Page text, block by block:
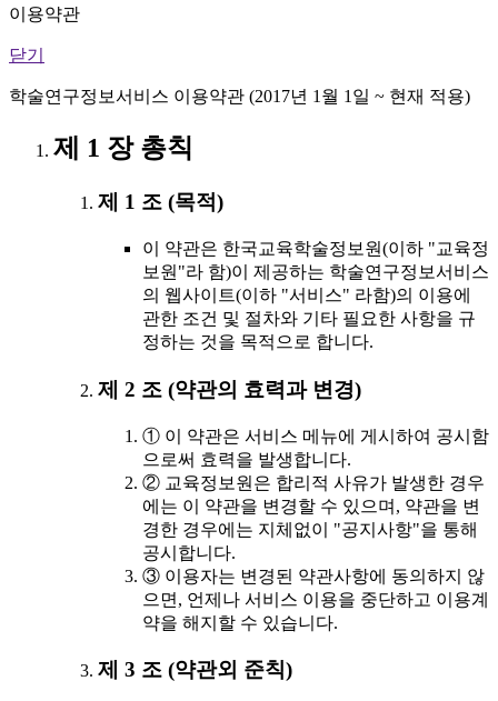
이용약관
닫기
학술연구정보서비스 이용약관 (2017년 1월 1일 ~ 현재 적용)
제 1 장 총칙
제 1 조 (목적)
이 약관은 한국교육학술정보원(이하 "교육정
보원"라 함)이 제공하는 학술연구정보서비스
의 웹사이트(이하 "서비스" 라함)의 이용에
관한 조건 및 절차와 기타 필요한 사항을 규
정하는 것을 목적으로 합니다.
제 2 조 (약관의 효력과 변경)
① 이 약관은 서비스 메뉴에 게시하여 공시함
으로써 효력을 발생합니다.
② 교육정보원은 합리적 사유가 발생한 경우
에는 이 약관을 변경할 수 있으며, 약관을 변
경한 경우에는 지체없이 "공지사항"을 통해
공시합니다.
③ 이용자는 변경된 약관사항에 동의하지 않
으면, 언제나 서비스 이용을 중단하고 이용계
약을 해지할 수 있습니다.
제 3 조 (약관외 준칙)